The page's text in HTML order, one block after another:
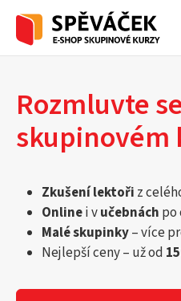
Rozmluvte
skupinovém
Zkušení lektoři z
Onlinei vučebnách po
Malé skupinky– více
Nejlepší ceny – už od